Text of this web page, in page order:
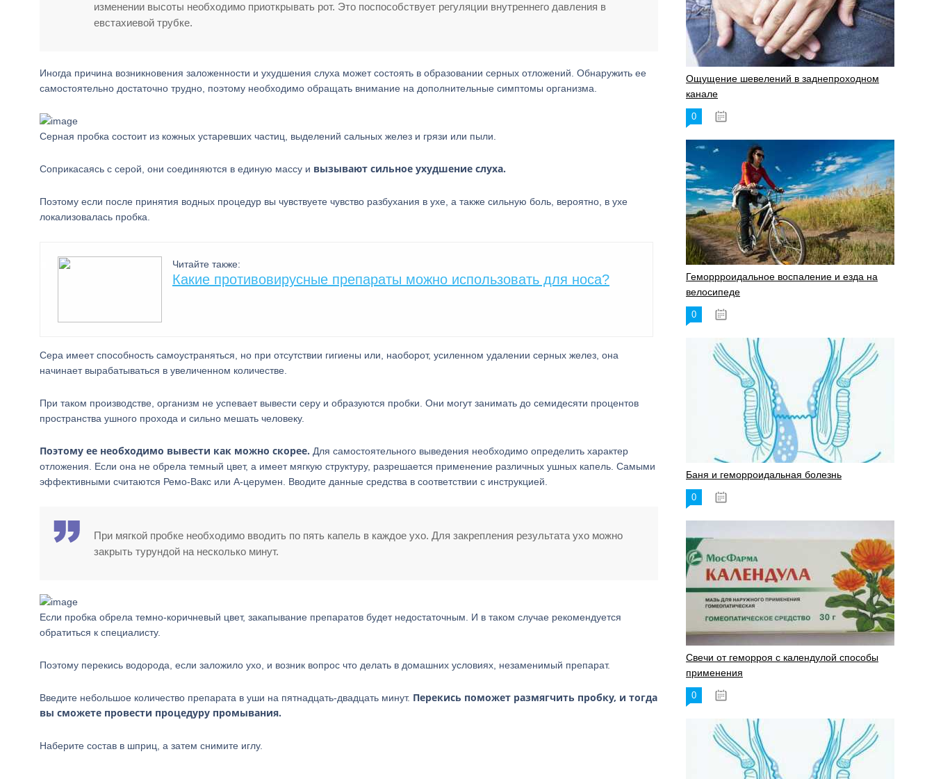
изменении высоты необходимо приоткрывать рот. Это поспособствует регуляции внутреннего давления в
евстахиевой трубке.
Иногда причина возникновения заложенности и ухудшения слуха может состоять в образовании серных отложений. Обнаружить ее
самостоятельно достаточно трудно, поэтому необходимо обращать внимание на дополнительные симптомы организма.
Серная пробка состоит из кожных устаревших частиц, выделений сальных желез и грязи или пыли.
Соприкасаясь с серой, они соединяются в единую массу и вызывают сильное ухудшение слуха.
Поэтому если после принятия водных процедур вы чувствуете чувство разбухания в ухе, а также сильную боль, вероятно, в ухе
локализовалась пробка.
Читайте также:
Какие противовирусные препараты можно использовать для носа?
Сера имеет способность самоустраняться, но при отсутствии гигиены или, наоборот, усиленном удалении серных желез, она
начинает вырабатываться в увеличенном количестве.
При таком производстве, организм не успевает вывести серу и образуются пробки. Они могут занимать до семидесяти процентов
пространства ушного прохода и сильно мешать человеку.
Поэтому ее необходимо вывести как можно скорее. Для самостоятельного выведения необходимо определить характер
отложения. Если она не обрела темный цвет, а имеет мягкую структуру, разрешается применение различных ушных капель. Самыми
эффективными считаются Ремо-Вакс или А-церумен. Вводите данные средства в соответствии с инструкцией.
При мягкой пробке необходимо вводить по пять капель в каждое ухо. Для закрепления результата ухо можно
закрыть турундой на несколько минут.
Если пробка обрела темно-коричневый цвет, закапывание препаратов будет недостаточным. И в таком случае рекомендуется
обратиться к специалисту.
Поэтому перекись водорода, если заложило ухо, и возник вопрос что делать в домашних условиях, незаменимый препарат.
Введите небольшое количество препарата в уши на пятнадцать-двадцать минут. Перекись поможет размягчить пробку, и тогда
вы сможете провести процедуру промывания.
Наберите состав в шприц, а затем снимите иглу.
Ощущение шевелений в заднепроходном
канале
0
Геморрроидальное воспаление и езда на
велосипеде
0
Баня и геморроидальная болезнь
0
Свечи от геморроя с календулой способы
применения
0